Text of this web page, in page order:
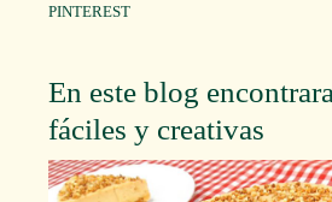
PINTEREST
En este blog
fáciles y creativas